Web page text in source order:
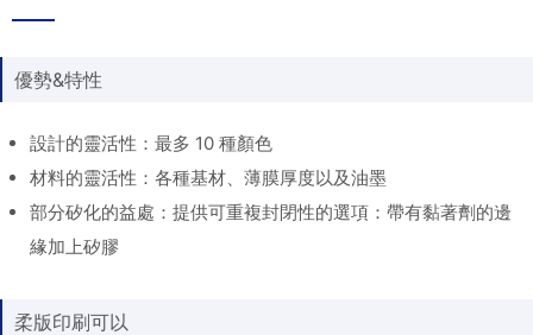
優勢&特性
設計的靈活性：最多 10 種顏色
材料的靈活性：各種基材、薄膜厚度以及油墨
部分矽化的益處：提供可重複封閉性的選項：帶有黏著劑的邊
緣加上矽膠
柔版印刷可以